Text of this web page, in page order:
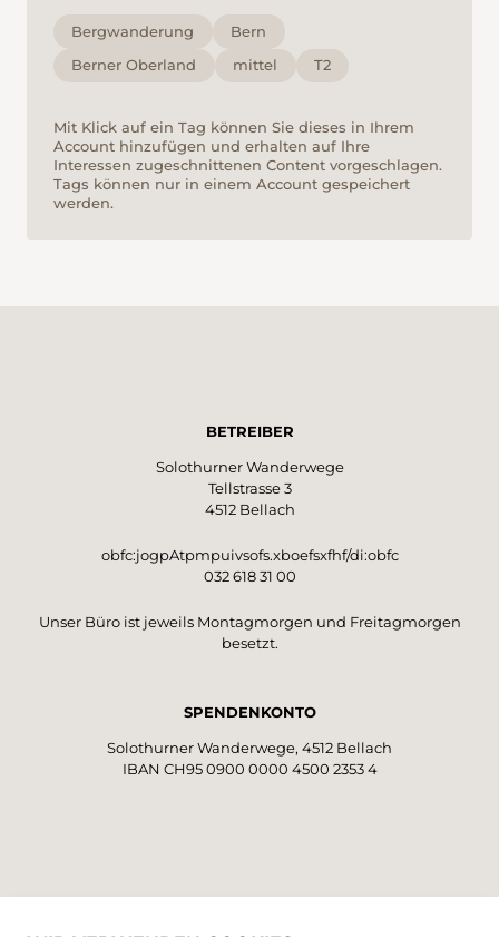
Bergwanderung
Bern
Berner Oberland
mittel T2
Mit Klick auf ein Tag können Sie dieses in Ihrem
Account hinzufügen und erhalten auf Ihre
Interessen zugeschnittenen Content vorgeschlagen.
Tags können nur in einem Account gespeichert
werden.
BETREIBER
Solothurner Wanderwege
Tellstrasse 3
4512 Bellach
obfc:jogpAtpmpuivsofs.xboefsxfhf/di:obfc
032 618 31 00
Unser Büro ist jeweils Montagmorgen und Freitagmorgen
besetzt.
SPENDENKONTO
Solothurner Wanderwege, 4512 Bellach
IBAN CH95 0900 0000 4500 2353 4